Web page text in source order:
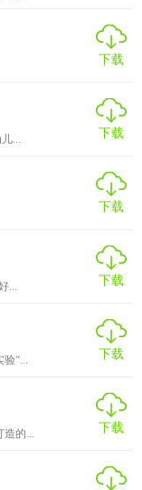
下载
...
下载
下载
...
下载
验“...
下载
造的...
下载